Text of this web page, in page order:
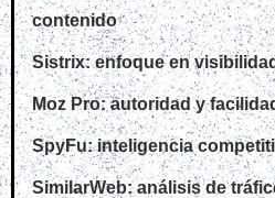
contenido
Sistrix: enfoque en
Moz Pro: autoridad y
SpyFu: inteligencia
SimilarWeb: análisis de